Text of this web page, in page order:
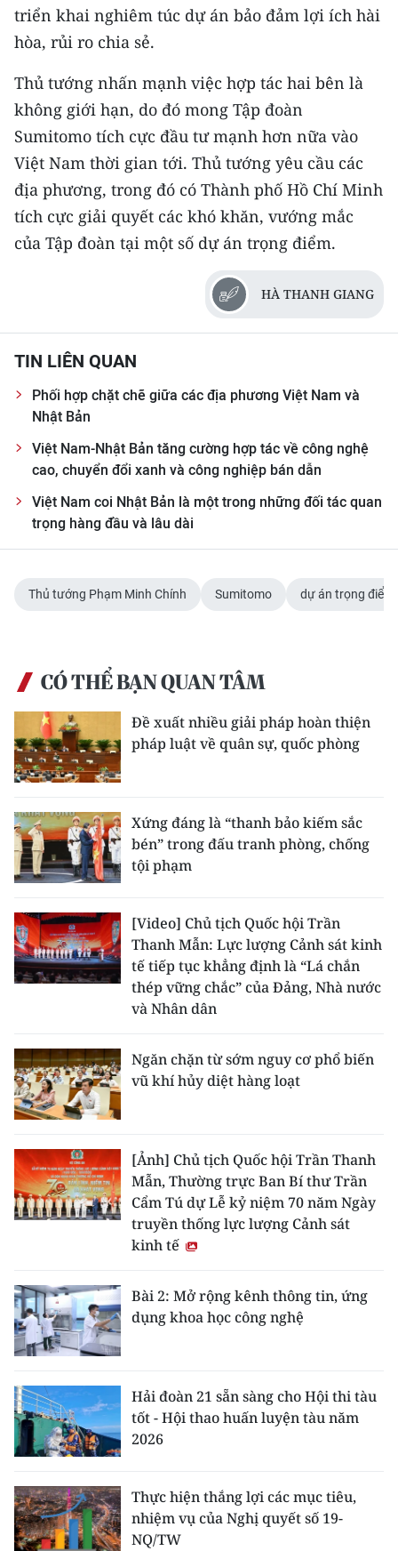
triển khai nghiêm túc dự án bảo đảm lợi ích hài
hòa, rủi ro chia sẻ.
Thủ tướng nhấn mạnh việc hợp tác hai bên là
không giới hạn, do đó mong Tập đoàn
Sumitomo tích cực đầu tư mạnh hơn nữa vào
Việt Nam thời gian tới. Thủ tướng yêu cầu các
địa phương, trong đó có Thành phố Hồ Chí Minh
tích cực giải quyết các khó khăn, vướng mắc
của Tập đoàn tại một số dự án trọng điểm.
HÀ THANH GIANG
TIN LIÊN QUAN
Phối hợp chặt chẽ giữa các địa phương Việt Nam và
Nhật Bản
Việt Nam-Nhật Bản tăng cường hợp tác về công nghệ
cao, chuyển đổi xanh và công nghiệp bán dẫn
Việt Nam coi Nhật Bản là một trong những đối tác quan
trọng hàng đầu và lâu dài
Thủ tướng Phạm Minh Chính Sumitomo dự án trọng điểm
CÓ THỂ BẠN QUAN TÂM
Đề xuất nhiều giải pháp hoàn thiện
pháp luật về quân sự, quốc phòng
Xứng đáng là “thanh bảo kiếm sắc
bén” trong đấu tranh phòng, chống
tội phạm
[Video] Chủ tịch Quốc hội Trần
Thanh Mẫn: Lực lượng Cảnh sát kinh
tế tiếp tục khẳng định là “Lá chắn
thép vững chắc” của Đảng, Nhà nước
và Nhân dân
Ngăn chặn từ sớm nguy cơ phổ biến
vũ khí hủy diệt hàng loạt
[Ảnh] Chủ tịch Quốc hội Trần Thanh
Mẫn, Thường trực Ban Bí thư Trần
Cẩm Tú dự Lễ kỷ niệm 70 năm Ngày
truyền thống lực lượng Cảnh sát
kinh tế
Bài 2: Mở rộng kênh thông tin, ứng
dụng khoa học công nghệ
Hải đoàn 21 sẵn sàng cho Hội thi tàu
tốt - Hội thao huấn luyện tàu năm
2026
Thực hiện thắng lợi các mục tiêu,
nhiệm vụ của Nghị quyết số 19-
NQ/TW